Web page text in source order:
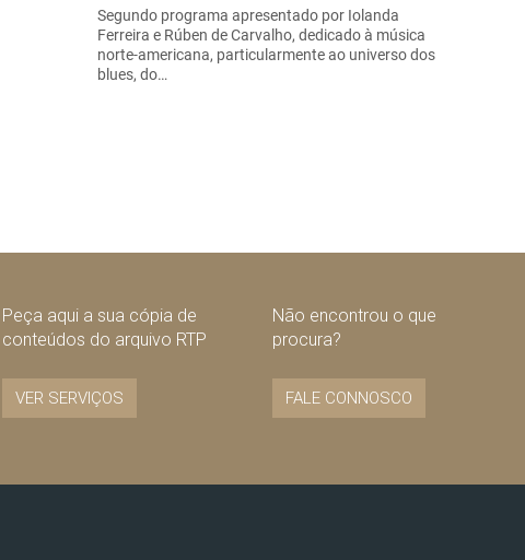
Segundo programa apresentado por Iolanda
Ferreira e Rúben de Carvalho, dedicado à música
norte-americana, particularmente ao universo dos
blues, do…
Peça aqui a sua cópia de
conteúdos do arquivo RTP
VER SERVIÇOS
Não encontrou o que
procura?
FALE CONNOSCO